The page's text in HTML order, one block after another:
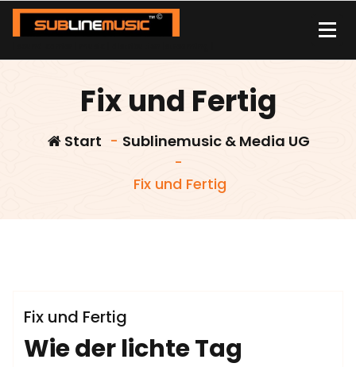
Zum
Inhalt
Fix und Fertig
Start - Sublinemusic & Media UG
-
Fix und Fertig
Sublinemusic & Media UG
Fix und Fertig
Wie der lichte Tag